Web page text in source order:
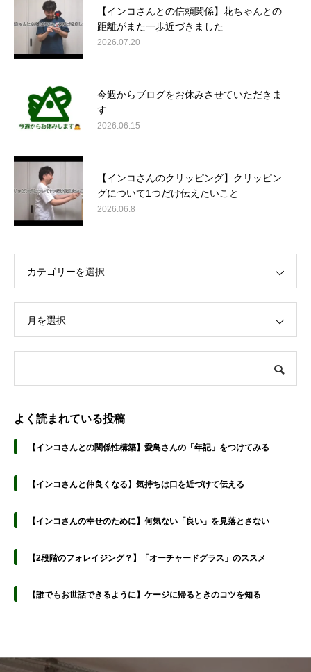
【インコさんとの信頼関係】花ちゃんとの
距離がまた一歩近づきました
2026.07.20
今週からブログをお休みさせていただきま
す
2026.06.15
【インコさんのクリッピング】クリッピン
グについて1つだけ伝えたいこと
2026.06.8
カテゴリーを選択
月を選択
よく読まれている投稿
【インコさんとの関係性構築】愛鳥さんの「年記」をつけてみる
【インコさんと仲良くなる】気持ちは口を近づけて伝える
【インコさんの幸せのために】何気ない「良い」を見落とさない
【2段階のフォレイジング？】「オーチャードグラス」のススメ
【誰でもお世話できるように】ケージに帰るときのコツを知る